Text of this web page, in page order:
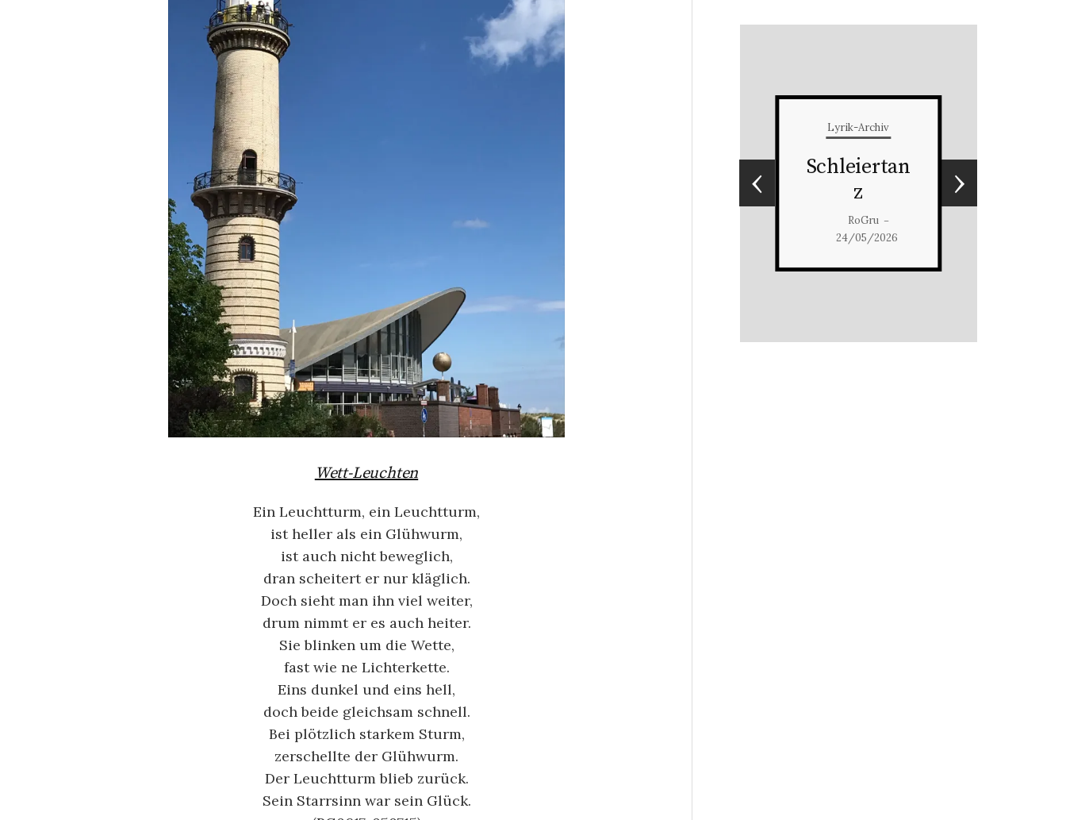
Wett-Leuchten
Ein Leuchtturm, ein Leuchtturm,
ist heller als ein Glühwurm,
ist auch nicht beweglich,
dran scheitert er nur kläglich.
Doch sieht man ihn viel weiter,
drum nimmt er es auch heiter.
Sie blinken um die Wette,
fast wie ne Lichterkette.
Eins dunkel und eins hell,
doch beide gleichsam schnell.
Bei plötzlich starkem Sturm,
zerschellte der Glühwurm.
Der Leuchtturm blieb zurück.
Sein Starrsinn war sein Glück.
03/10/2016
Lyrik-Archiv
Schleiertan
z
RoGru –
24/05/2026
‹ ›